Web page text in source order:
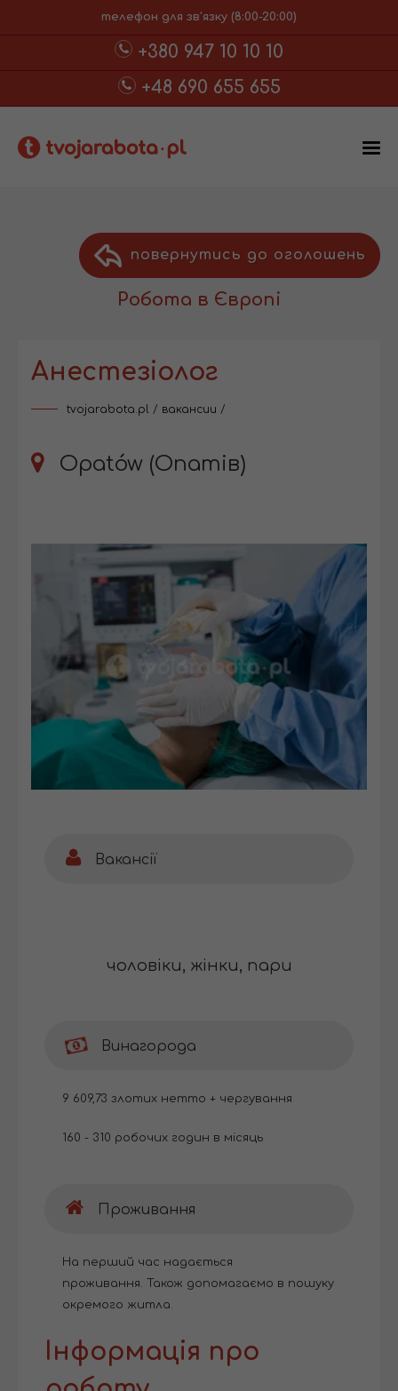
телефон для зв'язку (8:00-20:00)
+380 947 10 10 10
+48 690 655 655
повернутись до оголошень
Робота в Європі
Анестезіолог
tvojarabota.pl / вакансии /
Opatów (Опатів)
Вакансії
чоловіки, жінки, пари
Винагорода
9 609,73 злотих нетто + чергування
160 - 310 робочих годин в місяць
Проживання
На перший час надається
проживання. Також допомагаємо в пошуку
окремого житла.
Інформація про